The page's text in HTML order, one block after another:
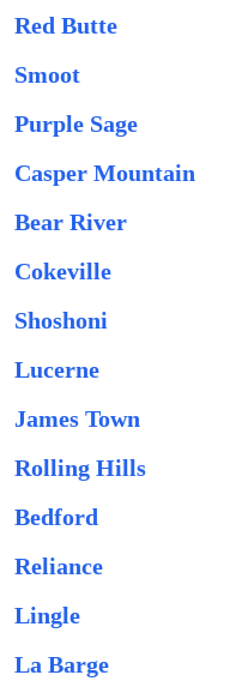
Red Butte
Smoot
Purple Sage
Casper Mountain
Bear River
Cokeville
Shoshoni
Lucerne
James Town
Rolling Hills
Bedford
Reliance
Lingle
La Barge